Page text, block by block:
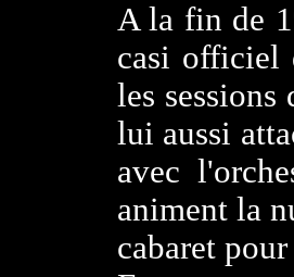
A la fin de
casi officiel
les sessions
lui aussi
avec
animent la
cabaret